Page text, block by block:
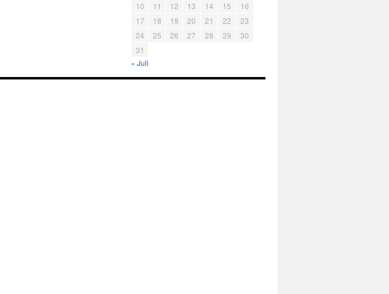
10
11 12 13 14 15
16
17
18 19 20 21 22
23
24
25 26 27 28 29
30
31
« Juli